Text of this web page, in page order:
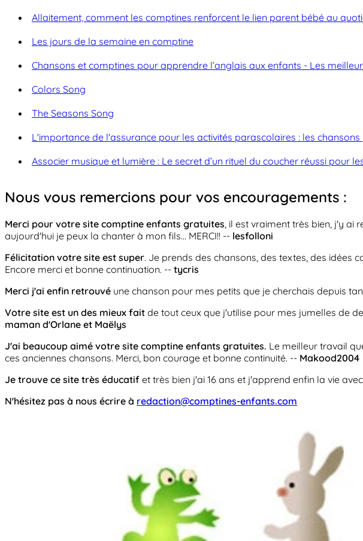
Allaitement, comment les comptines renforcent le lien parent bébé au
Les jours de la semaine en comptine
Chansons et comptines pour apprendre l’anglais aux enfants - Les
Colors Song
The Seasons Song
L'importance de l'assurance pour les activités parascolaires : les
Associer musique et lumière : Le secret d’un rituel du coucher réussi pour
Nous vous remercions pour vos encouragements :
Merci pour votre site comptine enfants gratuites , il est vraiment très bien, j'y
aujourd'hui je peux la chanter à mon fils... MERCI!! -- lesfolloni
Félicitation votre site est super. Je prends des chansons, des textes, des idées
Encore merci et bonne continuation. -- tycris
Merci j'ai enfin retrouvé une chanson pour mes petits que je cherchais depuis
Votre site est un des mieux fait de tout ceux que j'utilise pour mes jumelles de
maman d'Orlane et Maëlys
J'ai beaucoup aimé votre site comptine enfants gratuites. Le meilleur travail
ces anciennes chansons. Merci, bon courage et bonne continuité. -- Makood2004
Je trouve ce site très éducatif et très bien j'ai 16 ans et j'apprend enfin la vie
N'hésitez pas à nous écrire à redaction@comptines-enfants.com